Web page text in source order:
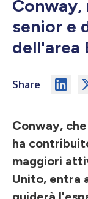
senior e
dell'area
Share
Conway,
ha
maggiori
Unito, entra